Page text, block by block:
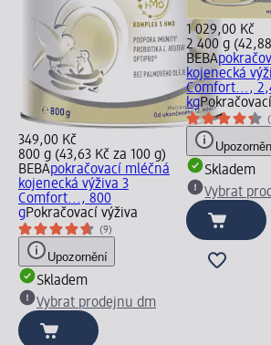
349,00 Kč
800 g (43,63 Kč za 100 g)
BEBApokračovací mléčná
kojenecká výživa 3
Comfort..., 800
gPokračovací výživa
(9)
Upozornění
Skladem
Vybrat prodejnu dm
1 029,00 Kč
2 400 g
BEBA
kojenecká
Comfort...,
kg
Skladem
Vybrat